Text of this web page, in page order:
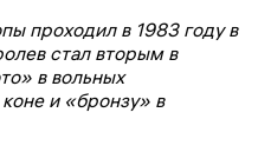
проходил в 1983 году в
стал вторым в
в вольных
и «бронзу» в